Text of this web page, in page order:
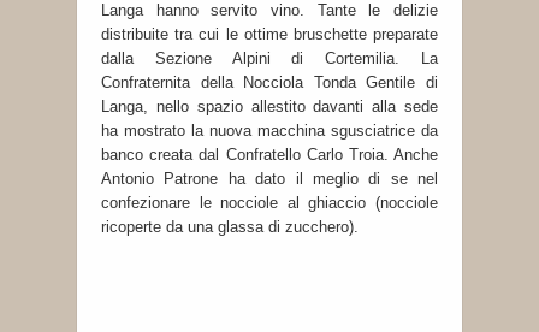
Langa hanno servito vino. Tante le delizie
distribuite tra cui le ottime bruschette preparate
dalla Sezione Alpini di Cortemilia. La
Confraternita della Nocciola Tonda Gentile di
Langa, nello spazio allestito davanti alla sede
ha mostrato la nuova macchina sgusciatrice da
banco creata dal Confratello Carlo Troia. Anche
Antonio Patrone ha dato il meglio di se nel
confezionare le nocciole al ghiaccio (nocciole
ricoperte da una glassa di zucchero).